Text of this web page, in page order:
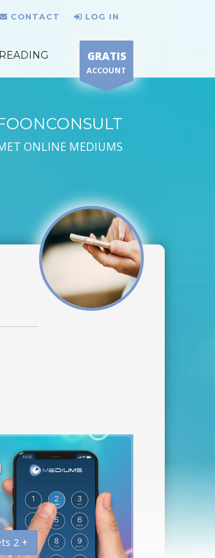
CONTACT LOG IN
GRATIS
ACCOUNT
ONLINE MEDIUMS
2 +